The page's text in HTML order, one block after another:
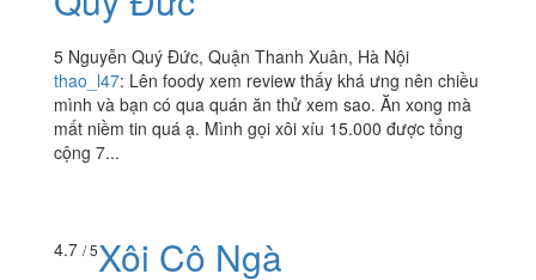
5 Nguyễn Quý Đức, Quận Thanh Xuân, Hà Nội
thao_l47: Lên foody xem review thấy khá ưng nên chiều
mình và bạn có qua quán ăn thử xem sao. Ăn xong mà
mất niềm tin quá ạ. Mình gọi xôi xíu 15.000 được tổng
cộng 7...